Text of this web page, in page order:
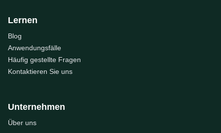
Lernen
Blog
Anwendungsfälle
Häufig gestellte Fragen
Kontaktieren Sie uns
Unternehmen
Über uns